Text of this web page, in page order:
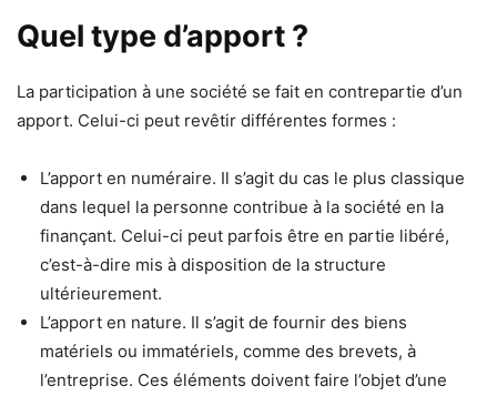
Quel type d’apport ?
La participation à une société se fait en contrepartie d’un
apport. Celui-ci peut revêtir différentes formes :
L’apport en numéraire. Il s’agit du cas le plus classique
dans lequel la personne contribue à la société en la
finançant. Celui-ci peut parfois être en partie libéré,
c’est-à-dire mis à disposition de la structure
ultérieurement.
L’apport en nature. Il s’agit de fournir des biens
matériels ou immatériels, comme des brevets, à
l’entreprise. Ces éléments doivent faire l’objet d’une